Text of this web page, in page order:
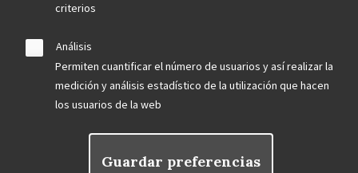
criterios
Análisis
Permiten cuantificar el número de usuarios y así realizar la
medición y análisis estadístico de la utilización que hacen
los usuarios de la web
Guardar preferencias